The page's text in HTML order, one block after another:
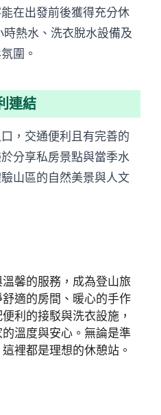
在出發前後獲得充分休
熱水、洗衣脫水設備及
圍。
連結
，交通便利且有完善的
分享私房景點與當季水
山區的自然美景與人文
馨的服務，成為登山旅
適的房間、暖心的手作
利的接駁與洗衣設施，
溫度與安心。無論是準
裡都是理想的休憩站。